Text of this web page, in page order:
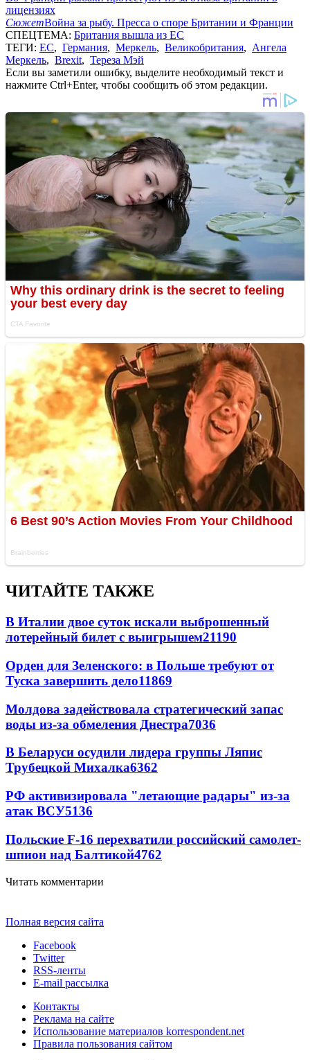
лицензиях
СюжетВойна за рыбу. Пресса о споре Британии и Франции
СПЕЦТЕМА: Британия вышла из ЕС
ТЕГИ: ЕС, Германия, Меркель, Великобритания, Ангела
Меркель, Brexit, Тереза Мэй
Если вы заметили ошибку, выделите необходимый текст и
нажмите Ctrl+Enter, чтобы сообщить об этом редакции.
ЧИТАЙТЕ ТАКЖЕ
В Италии двое суток искали выброшенный
лотерейный билет с выигрышем21190
Орден для Зеленского: в Польше требуют от
Туска завершить дело11869
Молдова задействовала стратегический запас
воды из-за обмеления Днестра7036
В Беларуси осудили лидера группы Ляпис
Трубецкой Михалка6362
РФ активизировала "летающие радары" из-за
атак ВСУ5136
Польские F-16 перехватили российский самолет-
шпион над Балтикой4762
Читать комментарии
Полная версия сайта
Facebook
Twitter
RSS-ленты
E-mail рассылка
Контакты
Реклама на сайте
Использование материалов korrespondent.net
Правила пользования сайтом